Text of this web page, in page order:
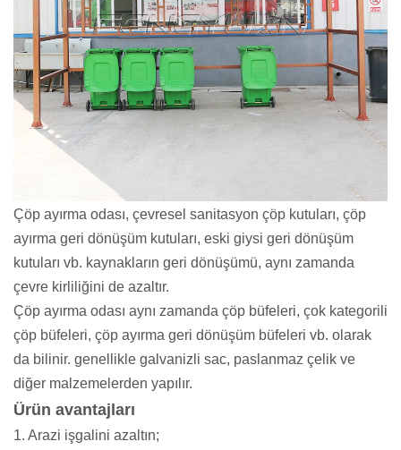
Çöp ayırma odası, çevresel sanitasyon çöp kutuları, çöp
ayırma geri dönüşüm kutuları, eski giysi geri dönüşüm
kutuları vb. kaynakların geri dönüşümü, aynı zamanda
çevre kirliliğini de azaltır.
Çöp ayırma odası aynı zamanda çöp büfeleri, çok kategorili
çöp büfeleri, çöp ayırma geri dönüşüm büfeleri vb. olarak
da bilinir. genellikle galvanizli sac, paslanmaz çelik ve
diğer malzemelerden yapılır.
Ürün avantajları
1. Arazi işgalini azaltın;